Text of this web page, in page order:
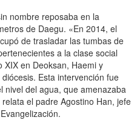
nombre reposaba en la
de Daegu. «En 2014, el
de trasladar las tumbas de
a la clase social
XIX en Deoksan, Haemi y
Esta intervención fue
nivel del agua, que amenazaba
el padre Agostino Han, jefe